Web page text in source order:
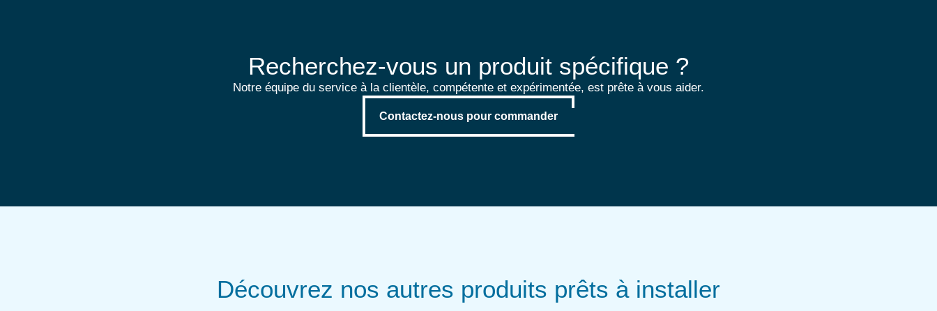
Recherchez-vous un produit spécifique ?
Notre équipe du service à la clientèle, compétente et expérimentée, est prête à vous aider.
Contactez-nous pour commander
Découvrez nos autres produits prêts à installer